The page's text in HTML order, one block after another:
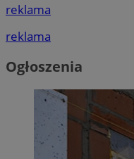
reklama
reklama
Ogłoszenia